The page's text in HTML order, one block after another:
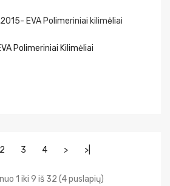
Polimeriniai Kilimėliai
2 3 4 > >|
1 iki 9 iš 32 (4 puslapių)